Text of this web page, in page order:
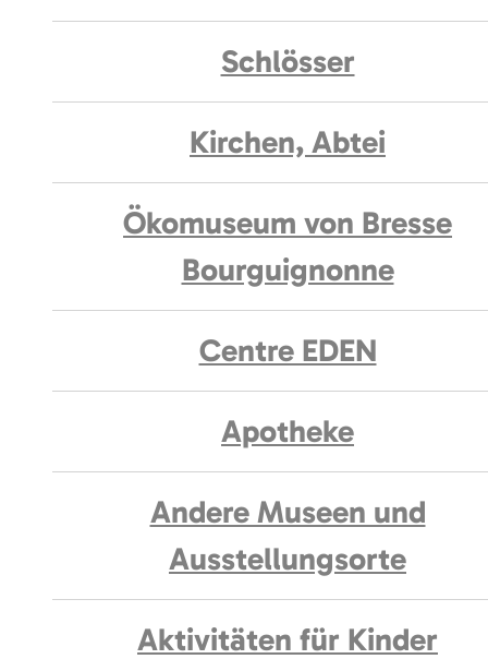
Schlösser
Kirchen, Abtei
Ökomuseum von Bresse
Bourguignonne
Centre EDEN
Apotheke
Andere Museen und
Ausstellungsorte
Aktivitäten für Kinder